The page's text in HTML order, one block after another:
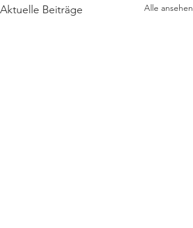
Aktuelle Beiträge Alle ansehen